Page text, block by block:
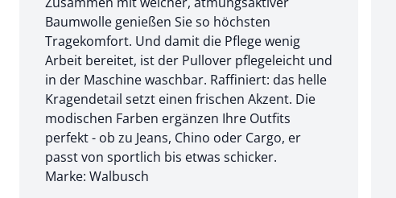
Baumwolle genießen Sie so höchsten
Tragekomfort. Und damit die Pflege wenig
Arbeit bereitet, ist der Pullover pflegeleicht und
in der Maschine waschbar. Raffiniert: das helle
Kragendetail setzt einen frischen Akzent. Die
modischen Farben ergänzen Ihre Outfits
perfekt - ob zu Jeans, Chino oder Cargo, er
passt von sportlich bis etwas schicker.
Marke: Walbusch